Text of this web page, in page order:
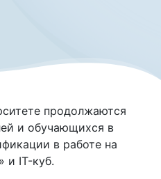
продолжаются
и обучающихся в
в работе на
и IT-куб.